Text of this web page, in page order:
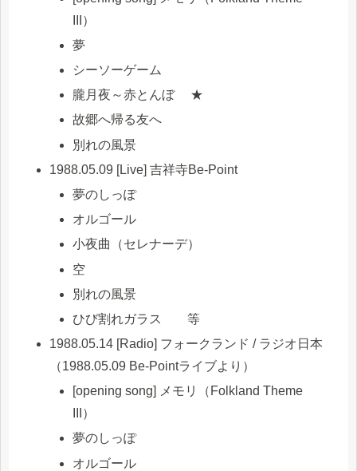
III）
夢
シーソーゲーム
朧月夜～赤とんぼ ★
故郷へ帰る友へ
別れの風景
1988.05.09 [Live] 吉祥寺Be-Point
夢のしっぽ
オルゴール
小夜曲（セレナーデ）
空
別れの風景
ひび割れガラス 等
1988.05.14 [Radio] フォークランド / ラジオ日本
（1988.05.09 Be-Pointライブより）
[opening song] メモリ（Folkland Theme
III）
夢のしっぽ
オルゴール